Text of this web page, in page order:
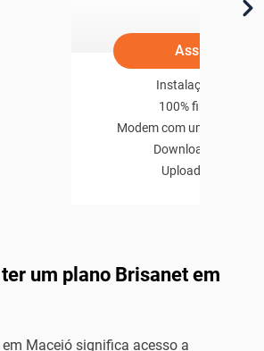
Assine Já
Instalação inclusa
100% fibra ópitca
Modem com uma porta
Download 70 Mbps
Upload 35 Mbps
um plano Brisanet em
Maceió significa acesso a